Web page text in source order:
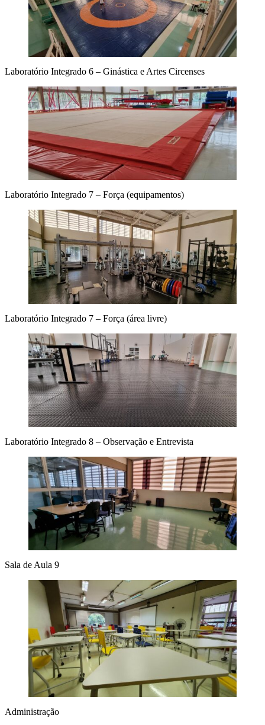
Laboratório Integrado 6 – Ginástica e Artes Circenses
Laboratório Integrado 7 – Força (equipamentos)
Laboratório Integrado 7 – Força (área livre)
Laboratório Integrado 8 – Observação e Entrevista
Sala de Aula 9
Administração